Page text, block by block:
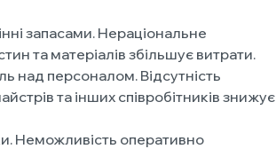
запасами. Нераціональне
та матеріалів збільшує витрати.
над персоналом. Відсутність
та інших співробітників знижує
Неможливість оперативно